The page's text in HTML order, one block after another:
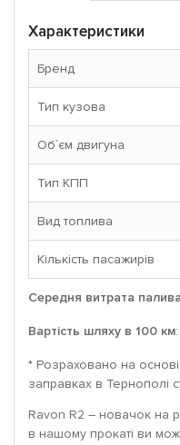
Характеристики
Бренд
Тип кузова
Об`єм двигуна
Тип КПП
Вид топлива
Кількість пасажирів
Середня витрата палива
Вартість шляху в 100 км
* Розраховано на
заправках в Тернополі
Ravon R2 – новачок на
в нашому прокаті ви